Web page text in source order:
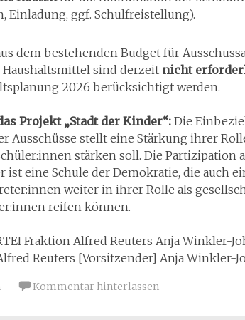
Einladung, ggf. Schulfreistellung).
dem bestehenden Budget für
Haushaltsmittel sind derzeit nicht
2026 berücksichtigt werden.
Projekt „Stadt der Kinder“:Die
Ausschüsse stellt eine Stärkung ihrer
stärken soll. Die Partizipation
eine Schule der Demokratie, die auch
weiter in ihrer Rolle als
reifen können.
Fraktion Alfred Reuters Anja Winkler-
Reuters [Vorsitzender] Anja Winkler-
Kommentar hinterlassen